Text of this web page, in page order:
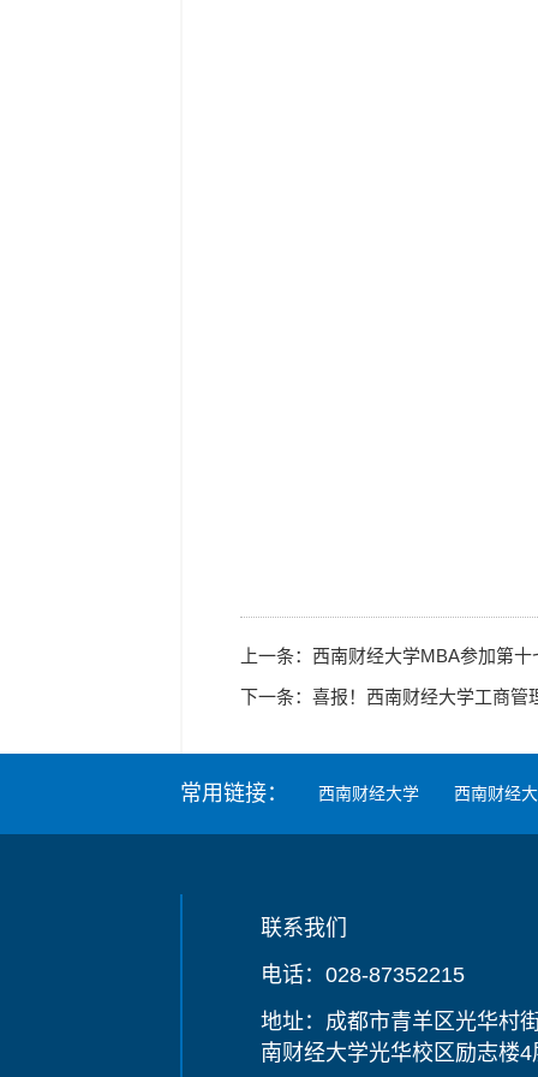
上一条： 西南财经大学MBA参加第
下一条： 喜报！西南财经大学工商管
常用链接： 西南财经大学 西南财经
联系我们
电话：028-87352215
地址：成都市青羊区光华村
南财经大学光华校区励志楼4